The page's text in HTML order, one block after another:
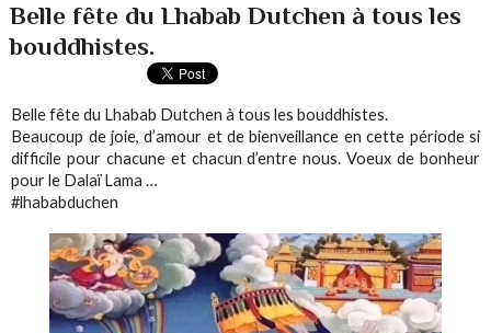
Belle fête du Lhabab Dutchen à tous les
bouddhistes.
Belle fête du Lhabab Dutchen à tous les bouddhistes.
Beaucoup de joie, d’amour et de bienveillance en cette période si
difficile pour chacune et chacun d’entre nous. Voeux de bonheur
pour le Dalaï Lama …
#lhababduchen